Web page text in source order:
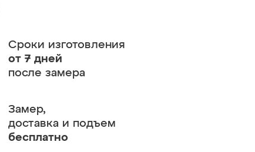
Сроки изготовления
от 7 дней
после замера
Замер,
доставка и подъем
бесплатно